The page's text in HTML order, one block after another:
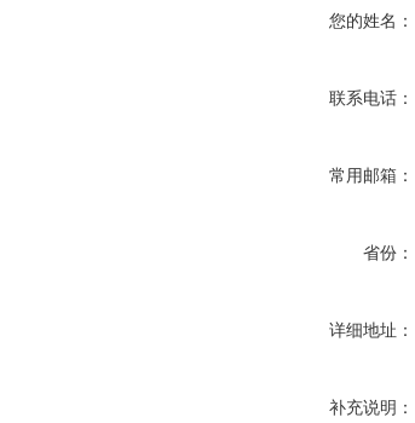
您的姓名：
联系电话：
常用邮箱：
省份：
详细地址：
补充说明：